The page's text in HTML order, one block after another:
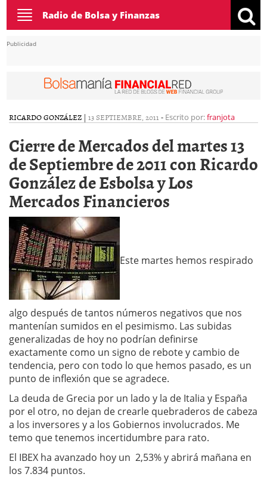
Toggle
navigation
Radio de Bolsa y Finanzas
Publicidad
RICARDO GONZÁLEZ | 13 SEPTIEMBRE, 2011 - Escrito por:franjota
Cierre de Mercados del martes 13
de Septiembre de 2011 con Ricardo
González de Esbolsa y Los
Mercados Financieros
Este martes hemos respirado
algo después de tantos números negativos que nos
mantenían sumidos en el pesimismo. Las subidas
generalizadas de hoy no podrían definirse
exactamente como un signo de rebote y cambio de
tendencia, pero con todo lo que hemos pasado, es un
punto de inflexión que se agradece.
La deuda de Grecia por un lado y la de Italia y España
por el otro, no dejan de crearle quebraderos de cabeza
a los inversores y a los Gobiernos involucrados. Me
temo que tenemos incertidumbre para rato.
El IBEX ha avanzado hoy un 2,53% y abrirá mañana en
los 7.834 puntos.